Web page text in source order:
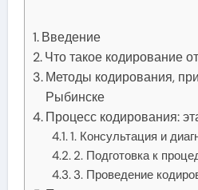
Введение
Что такое кодирование
Методы кодирования,
Рыбинске
Процесс кодирования:
1. Консультация и
2. Подготовка к
3. Проведение